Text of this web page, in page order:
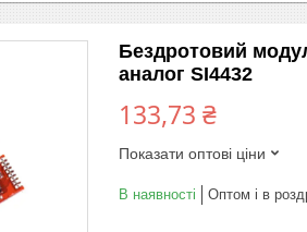
Бездротовий
аналог SI4432
133,73 ₴
Показати оптові ціни
В наявності Оптом і в